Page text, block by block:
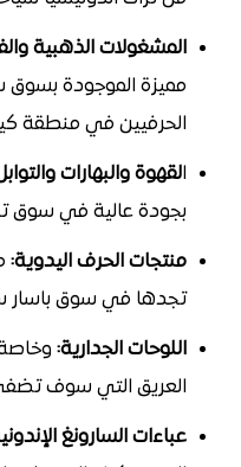
المشغولات الذهبية
مميزة الموجودة
الحرفيين في منطقة
القهوة والبهارات
بجودة عالية في سوق
منتجات الحرف اليدوية:
تجدها في سوق باسار
اللوحات الجدارية:
العريق التي سوف
عباءات السارونغ